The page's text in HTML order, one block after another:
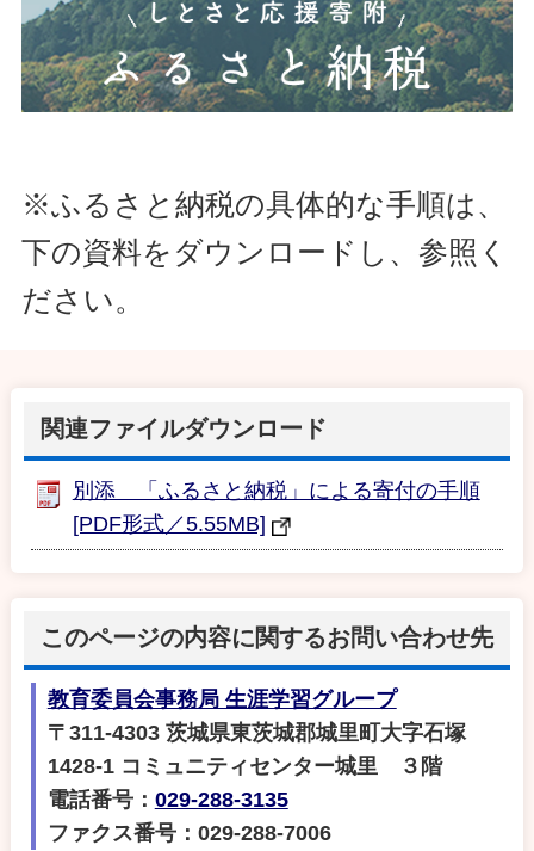
※ふるさと納税の具体的な手順は、
下の資料をダウンロードし、参照く
ださい。
関連ファイルダウンロード
別添 「ふるさと納税」による寄付の手順
[PDF形式／5.55MB]
このページの内容に関するお問い合わせ先
教育委員会事務局 生涯学習グループ
〒311-4303 茨城県東茨城郡城里町大字石塚
1428‐1 コミュニティセンター城里 ３階
電話番号： 029-288-3135
ファクス番号：029-288-7006